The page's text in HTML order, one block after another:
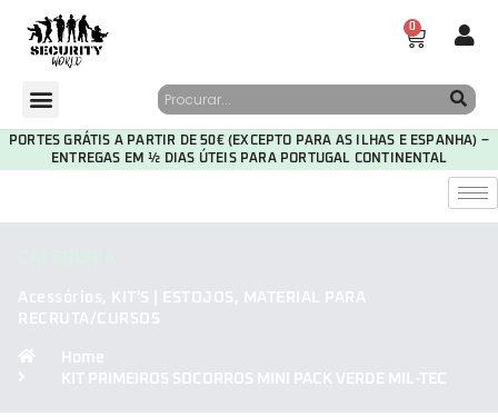
0
PORTES GRÁTIS A PARTIR DE 50€ (EXCEPTO PARA AS ILHAS E ESPANHA) –
ENTREGAS EM ½ DIAS ÚTEIS PARA PORTUGAL CONTINENTAL
Acessórios, KIT'S | ESTOJOS ,
MATERIAL PARA
RECRUTA/CURSOS
Home
KIT PRIMEIROS SOCORROS MINI PACK VERDE MIL-TEC